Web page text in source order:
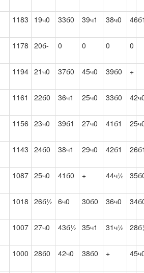
1183 19ч0 33б0 39ч1 38ч0
1178 20б- 0 0 0 0
1194 21ч0 37б0 45ч0 39б0 +
1161 22б0 36ч1 25ч0 33б0
1156 23ч0 39б1 27ч0 41б1
1143 24б0 38ч1 29ч0 42б1
1087 25ч0 41б0 + 44ч½
1018 26б½ 6ч0 30б0 36ч0
1007 27ч0 43б½ 35ч1 31ч½
1000 28б0 42ч0 38б0 +